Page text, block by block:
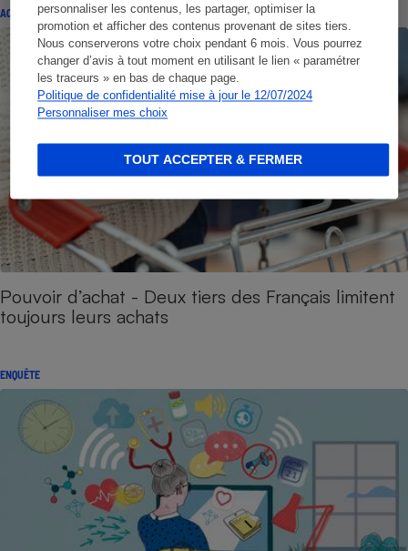
personnaliser les contenus, les partager, optimiser la
promotion et afficher des contenus provenant de sites tiers.
Nous conserverons votre choix pendant 6 mois. Vous pourrez
changer d’avis à tout moment en utilisant le lien « paramétrer
les traceurs » en bas de chaque page.
Politique de confidentialité mise à jour le 12/07/2024
Personnaliser mes choix
TOUT ACCEPTER & FERMER
ACTUALITÉ
Pouvoir d’achat - Deux tiers des Français limitent
toujours leurs achats
ENQUÊTE